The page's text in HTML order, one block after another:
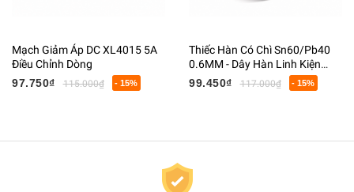
Mạch Giảm Áp DC XL4015 5A
Điều Chỉnh Dòng
97.750₫
115.000₫ - 15%
Thiếc Hàn Có Chì Sn60/Pb40
0.6MM - Dây Hàn Linh Kiện
Điện Tử Có Lõi Flux
99.450₫ 117.000₫ - 15%